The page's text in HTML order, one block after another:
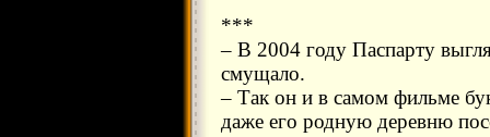
***
– В 2004 году Паспарту
смущало.
– Так он и в самом фильме
даже его родную деревню